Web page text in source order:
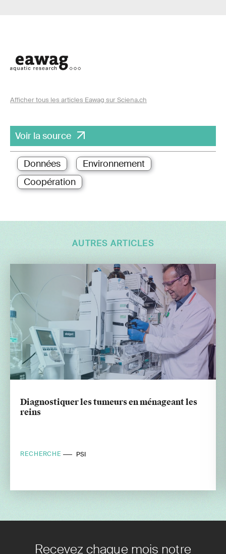
Afficher tous les articles Eawag sur Sciena.ch
Voir la source
Données
Environnement
Coopération
AUTRES ARTICLES
Diagnostiquer les tumeurs en ménageant les
reins
RECHERCHE PSI
Recevez chaque mois notre